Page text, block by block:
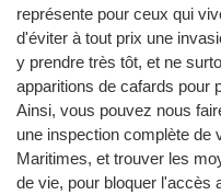
représente pour ceux qui
d'éviter à tout prix une
y prendre très tôt, et ne
apparitions de cafards pour
Ainsi, vous pouvez nous
une inspection complète de
Maritimes, et trouver les
de vie, pour bloquer l'accès